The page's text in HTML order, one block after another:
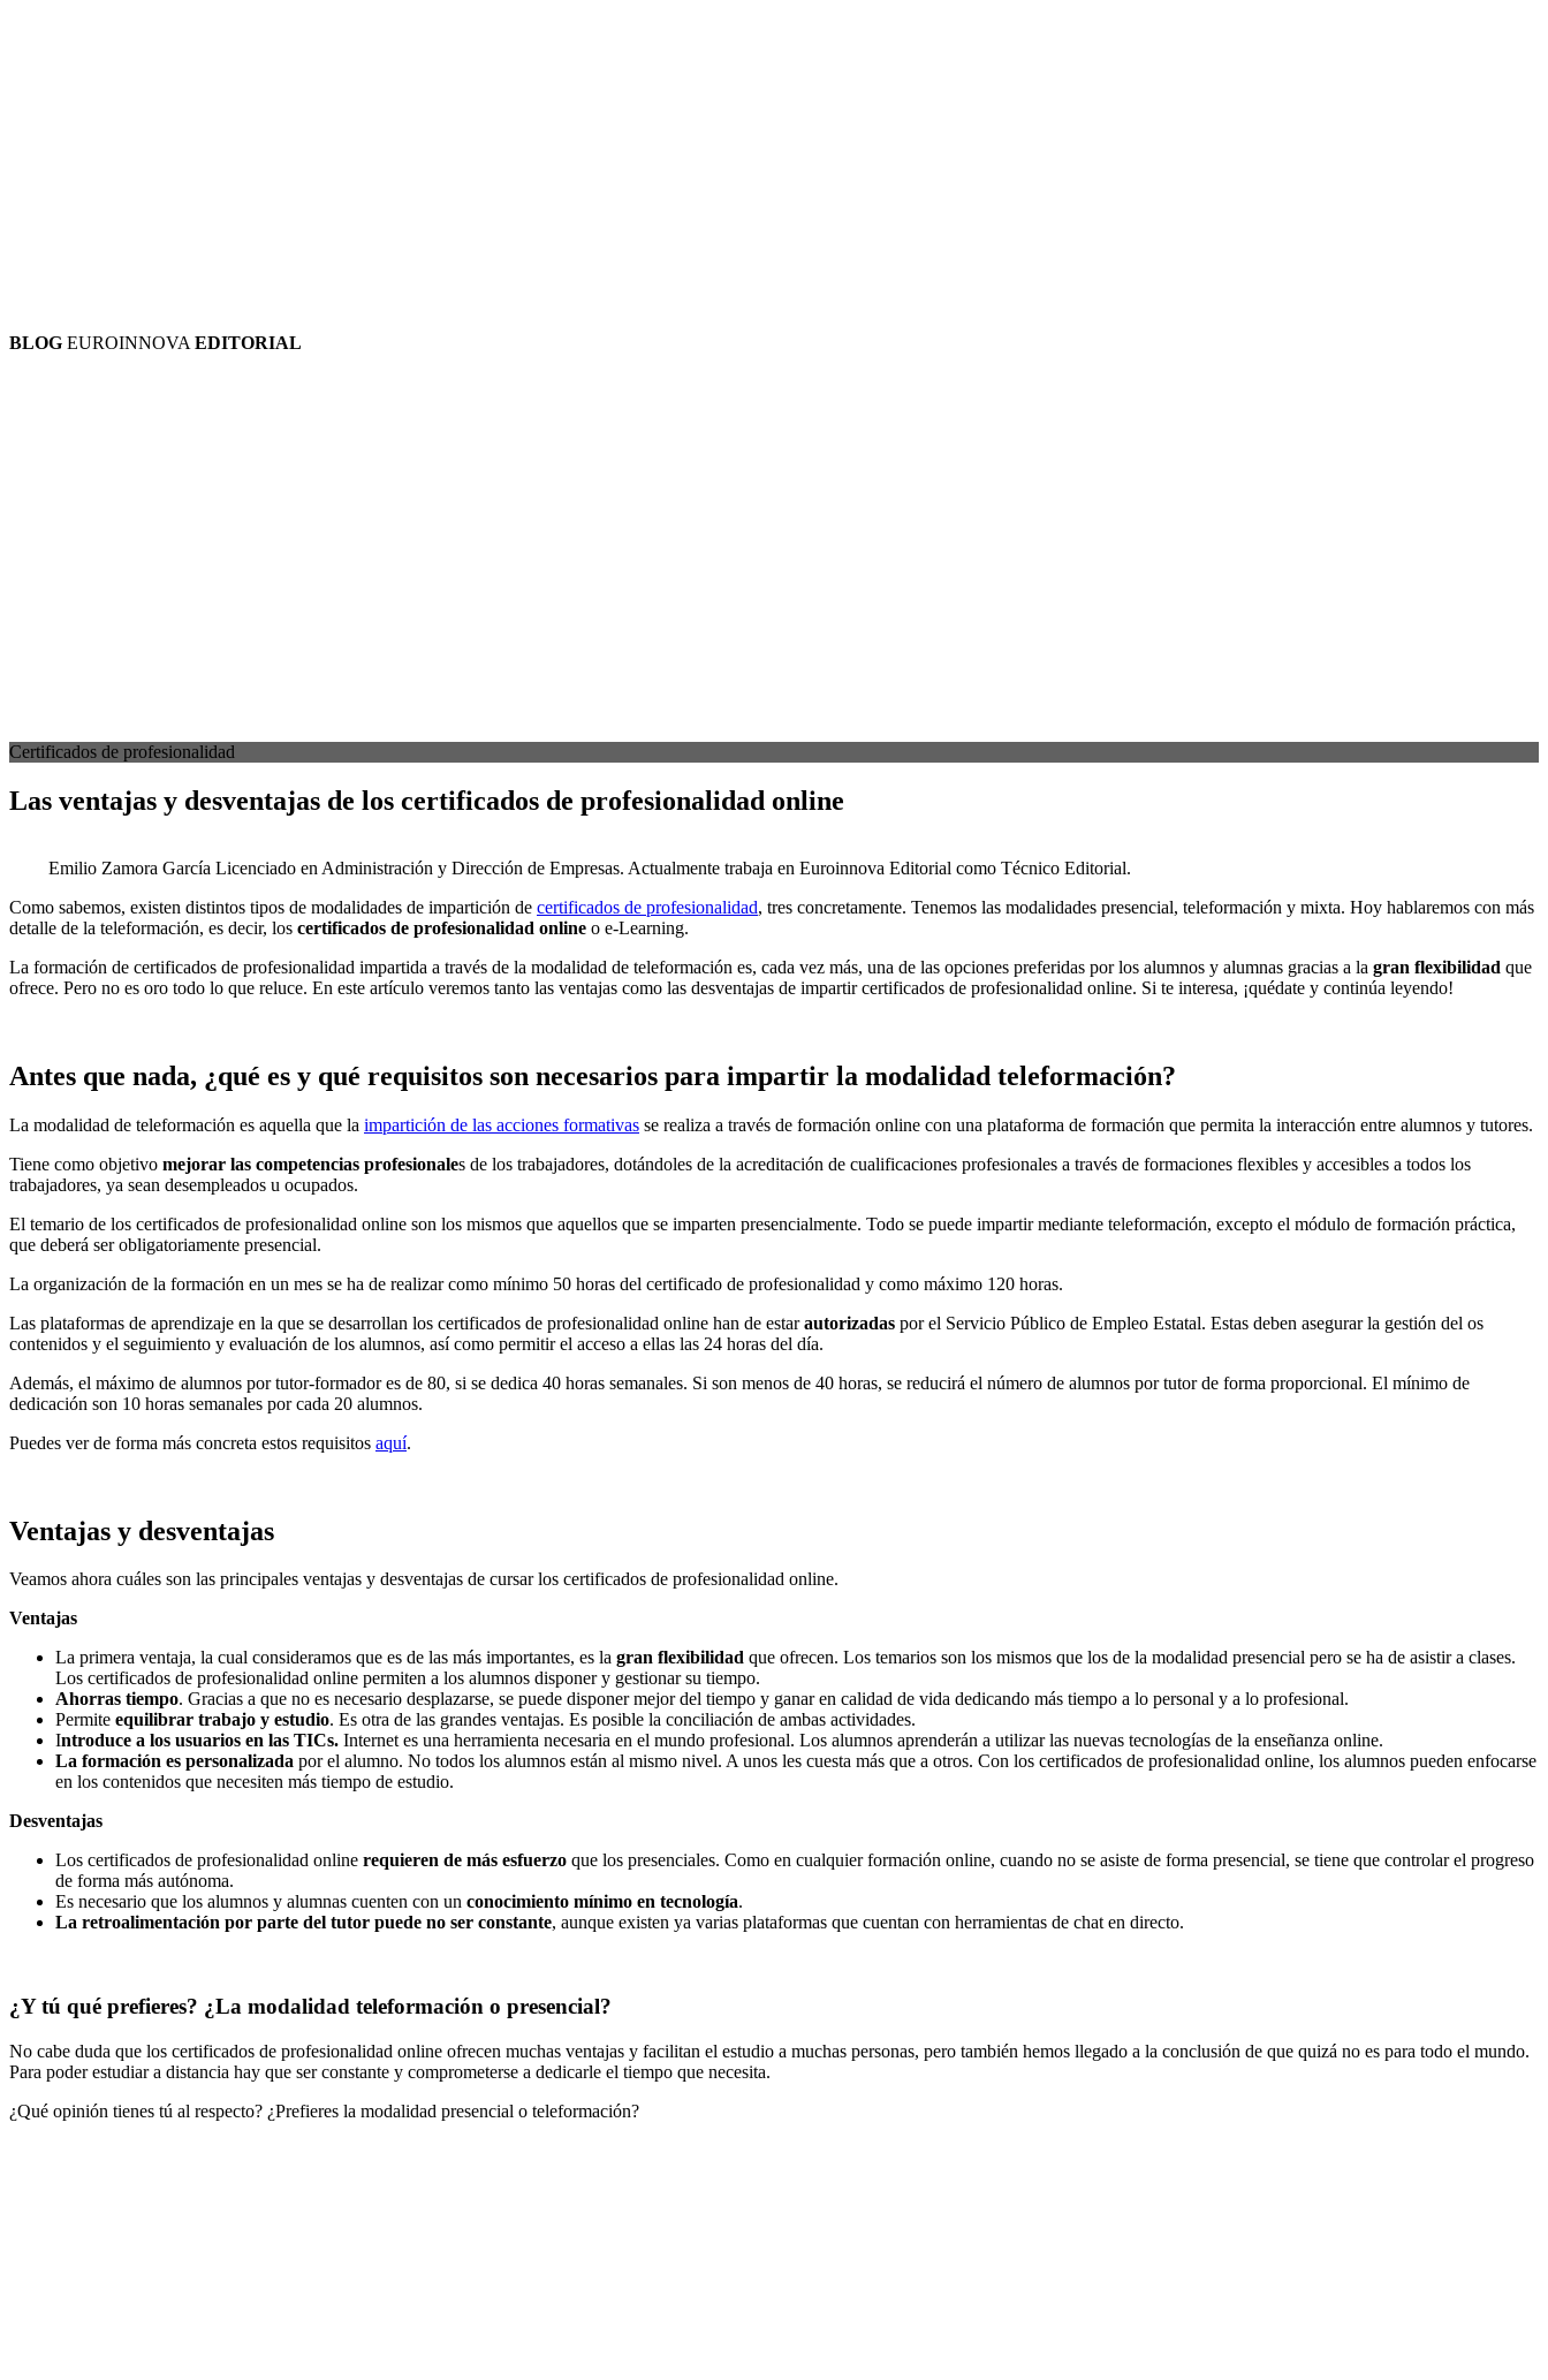
BLOG EUROINNOVA EDITORIAL
Certificados de profesionalidad
Las ventajas y desventajas de los certificados de profesionalidad online
Emilio Zamora García Licenciado en Administración y Dirección de Empresas. Actualmente trabaja en Euroinnova Editorial como Técnico Editorial.
Como sabemos, existen distintos tipos de modalidades de impartición de certificados de profesionalidad, tres concretamente. Tenemos las modalidades presencial, teleformación y mixta. Hoy hablaremos con más
detalle de la teleformación, es decir, los certificados de profesionalidad online o e-Learning.
La formación de certificados de profesionalidad impartida a través de la modalidad de teleformación es, cada vez más, una de las opciones preferidas por los alumnos y alumnas gracias a la gran flexibilidad que
ofrece. Pero no es oro todo lo que reluce. En este artículo veremos tanto las ventajas como las desventajas de impartir certificados de profesionalidad online. Si te interesa, ¡quédate y continúa leyendo!
Antes que nada, ¿qué es y qué requisitos son necesarios para impartir la modalidad teleformación?
La modalidad de teleformación es aquella que la impartición de las acciones formativas se realiza a través de formación online con una plataforma de formación que permita la interacción entre alumnos y tutores.
Tiene como objetivo mejorar las competencias profesionales de los trabajadores, dotándoles de la acreditación de cualificaciones profesionales a través de formaciones flexibles y accesibles a todos los
trabajadores, ya sean desempleados u ocupados.
El temario de los certificados de profesionalidad online son los mismos que aquellos que se imparten presencialmente. Todo se puede impartir mediante teleformación, excepto el módulo de formación práctica,
que deberá ser obligatoriamente presencial.
La organización de la formación en un mes se ha de realizar como mínimo 50 horas del certificado de profesionalidad y como máximo 120 horas.
Las plataformas de aprendizaje en la que se desarrollan los certificados de profesionalidad online han de estarautorizadas por el Servicio Público de Empleo Estatal. Estas deben asegurar la gestión del os
contenidos y el seguimiento y evaluación de los alumnos, así como permitir el acceso a ellas las 24 horas del día.
Además, el máximo de alumnos por tutor-formador es de 80, si se dedica 40 horas semanales. Si son menos de 40 horas, se reducirá el número de alumnos por tutor de forma proporcional. El mínimo de
dedicación son 10 horas semanales por cada 20 alumnos.
Puedes ver de forma más concreta estos requisitos aquí.
Ventajas y desventajas
Veamos ahora cuáles son las principales ventajas y desventajas de cursar los certificados de profesionalidad online.
Ventajas
La primera ventaja, la cual consideramos que es de las más importantes, es la gran flexibilidad que ofrecen. Los temarios son los mismos que los de la modalidad presencial pero se ha de asistir a clases.
Los certificados de profesionalidad online permiten a los alumnos disponer y gestionar su tiempo.
Ahorras tiempo. Gracias a que no es necesario desplazarse, se puede disponer mejor del tiempo y ganar en calidad de vida dedicando más tiempo a lo personal y a lo profesional.
Permite equilibrar trabajo y estudio. Es otra de las grandes ventajas. Es posible la conciliación de ambas actividades.
Introduce a los usuarios en las TICs. Internet es una herramienta necesaria en el mundo profesional. Los alumnos aprenderán a utilizar las nuevas tecnologías de la enseñanza online.
La formación es personalizada por el alumno. No todos los alumnos están al mismo nivel. A unos les cuesta más que a otros. Con los certificados de profesionalidad online, los alumnos pueden enfocarse
en los contenidos que necesiten más tiempo de estudio.
Desventajas
Los certificados de profesionalidad online requieren de más esfuerzo que los presenciales. Como en cualquier formación online, cuando no se asiste de forma presencial, se tiene que controlar el progreso
de forma más autónoma.
Es necesario que los alumnos y alumnas cuenten con un conocimiento mínimo en tecnología.
La retroalimentación por parte del tutor puede no ser constante, aunque existen ya varias plataformas que cuentan con herramientas de chat en directo.
¿Y tú qué prefieres? ¿La modalidad teleformación o presencial?
No cabe duda que los certificados de profesionalidad online ofrecen muchas ventajas y facilitan el estudio a muchas personas, pero también hemos llegado a la conclusión de que quizá no es para todo el mundo.
Para poder estudiar a distancia hay que ser constante y comprometerse a dedicarle el tiempo que necesita.
¿Qué opinión tienes tú al respecto? ¿Prefieres la modalidad presencial o teleformación?